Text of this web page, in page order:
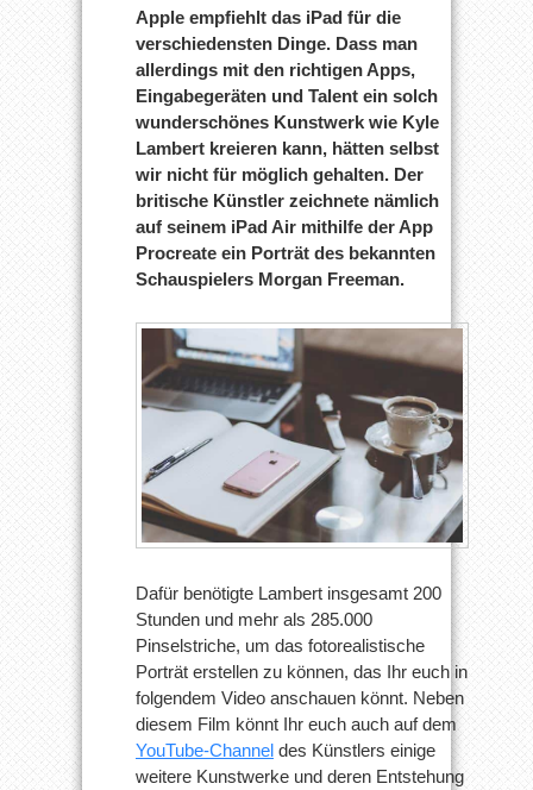
Apple empfiehlt das iPad für die
verschiedensten Dinge. Dass man
allerdings mit den richtigen Apps,
Eingabegeräten und Talent ein solch
wunderschönes Kunstwerk wie Kyle
Lambert kreieren kann, hätten selbst
wir nicht für möglich gehalten. Der
britische Künstler zeichnete nämlich
auf seinem iPad Air mithilfe der App
Procreate ein Porträt des bekannten
Schauspielers Morgan Freeman.
Dafür benötigte Lambert insgesamt 200
Stunden und mehr als 285.000
Pinselstriche, um das fotorealistische
Porträt erstellen zu können, das Ihr euch in
folgendem Video anschauen könnt. Neben
diesem Film könnt Ihr euch auch auf dem
YouTube-Channel des Künstlers einige
weitere Kunstwerke und deren Entstehung